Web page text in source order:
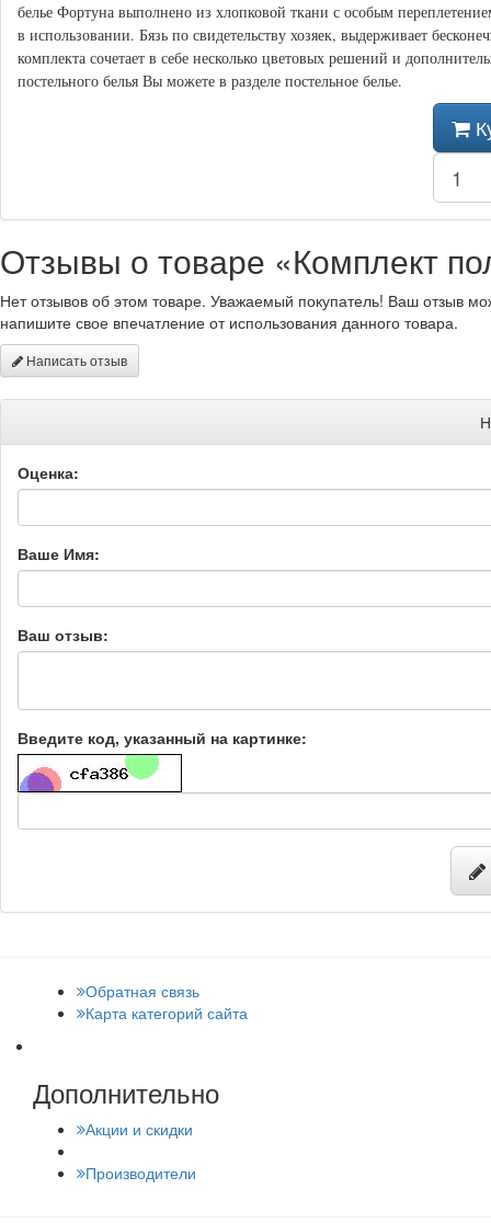
белье Фортуна выполнено из хлопковой ткани с особым
в использовании. Бязь по свидетельству хозяек, выдерживает
комплекта сочетает в себе несколько цветовых решений и
постельного белья Вы можете в разделе постельное белье.
Отзывы о товаре «Комплект
Нет отзывов об этом товаре. Уважаемый покупатель! Ваш отзыв
напишите свое впечатление от использования данного товара.
Написать отзыв
Оценка:
Ваше Имя:
Ваш отзыв:
Введите код, указанный на картинке:
Обратная связь
Карта категорий сайта
Дополнительно
Акции и скидки
Производители